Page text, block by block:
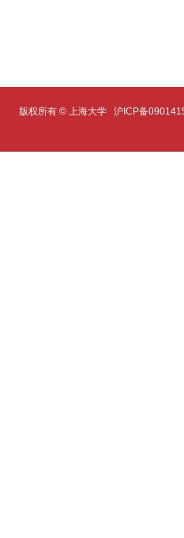
版权所有 © 上海大学 沪ICP备